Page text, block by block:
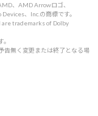
、AMD Arrowロゴ、
、Inc.の商標です。
are trademarks of Dolby
告無く変更または終了となる場